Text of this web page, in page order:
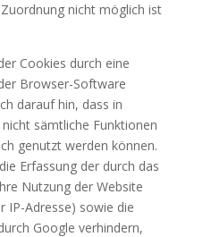
nicht möglich ist
Cookies durch eine
Browser-Software
darauf hin, dass in
sämtliche Funktionen
genutzt werden können.
Erfassung der durch das
Nutzung der Website
IP-Adresse) sowie die
Google verhindern,